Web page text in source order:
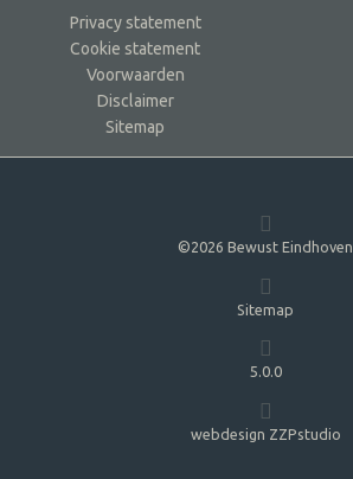
Privacy statement
Cookie statement
Voorwaarden
Disclaimer
Sitemap
©2026 Bewust Eindhoven
Sitemap
5.0.0
webdesign ZZPstudio